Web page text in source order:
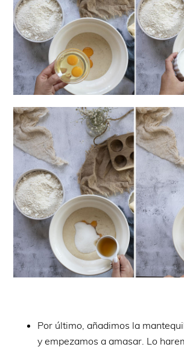
Por último, añadimos la
y empezamos a amasar. Lo